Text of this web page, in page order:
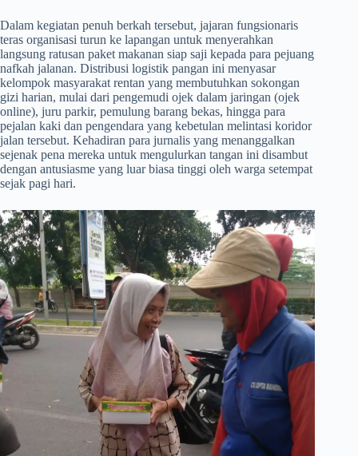
​Dalam kegiatan penuh berkah tersebut, jajaran fungsionaris
teras organisasi turun ke lapangan untuk menyerahkan
langsung ratusan paket makanan siap saji kepada para pejuang
nafkah jalanan. Distribusi logistik pangan ini menyasar
kelompok masyarakat rentan yang membutuhkan sokongan
gizi harian, mulai dari pengemudi ojek dalam jaringan (ojek
online), juru parkir, pemulung barang bekas, hingga para
pejalan kaki dan pengendara yang kebetulan melintasi koridor
jalan tersebut. Kehadiran para jurnalis yang menanggalkan
sejenak pena mereka untuk mengulurkan tangan ini disambut
dengan antusiasme yang luar biasa tinggi oleh warga setempat
sejak pagi hari.